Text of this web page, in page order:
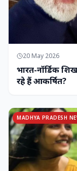
20 May 2026
भारत-नॉर्डिक
रहे हैं आकर्षित?
MADHYA PRADESH